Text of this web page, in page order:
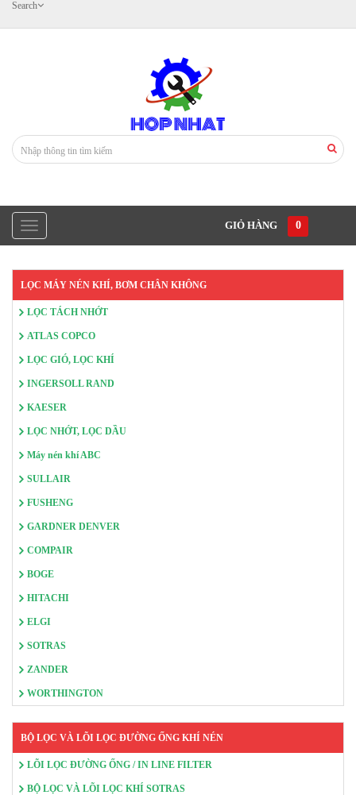
Search
GIỎ HÀNG 0
LỌC MÁY NÉN KHÍ, BƠM CHÂN KHÔNG
LỌC TÁCH NHỚT
ATLAS COPCO
LỌC GIÓ, LỌC KHÍ
INGERSOLL RAND
KAESER
LỌC NHỚT, LỌC DẦU
Máy nén khí ABC
SULLAIR
FUSHENG
GARDNER DENVER
COMPAIR
BOGE
HITACHI
ELGI
SOTRAS
ZANDER
WORTHINGTON
BỘ LỌC VÀ LÕI LỌC ĐƯỜNG ỐNG KHÍ NÉN
LÕI LỌC ĐƯỜNG ỐNG / IN LINE FILTER
BỘ LỌC VÀ LÕI LỌC KHÍ SOTRAS